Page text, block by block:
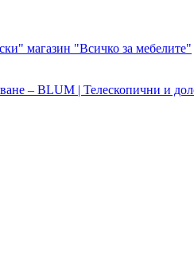
магазин "Всичко за мебелите"